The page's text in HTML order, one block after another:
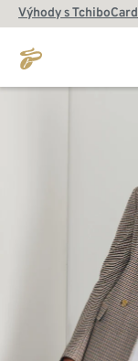
Výhody s TchiboCard